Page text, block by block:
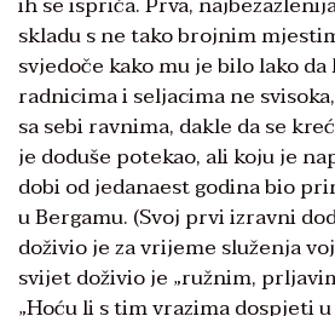
skladu s ne tako brojnim
svjedoče kako mu je bilo lako
radnicima i seljacima ne
sa sebi ravnima, dakle da se
je doduše potekao, ali koju je
dobi od jedanaest godina bio
u Bergamu. (Svoj prvi izravni
doživio je za vrijeme služenja
svijet doživio je „ružnim,
„Hoću li s tim vrazima dospjeti